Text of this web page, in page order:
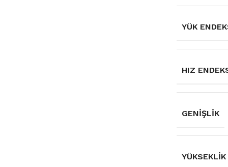
YÜK
HIZ
GENIŞLIK
YÜKSEKLIK